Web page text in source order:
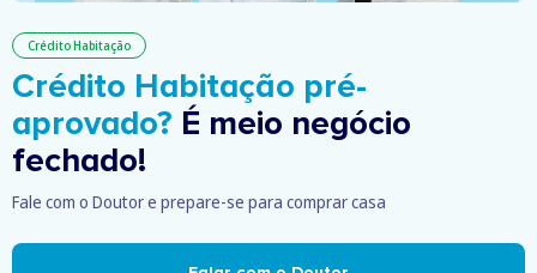
Crédito Habitação
Crédito Habitação pré-
aprovado? É meio negócio
fechado!
Fale com o Doutor e prepare-se para comprar casa